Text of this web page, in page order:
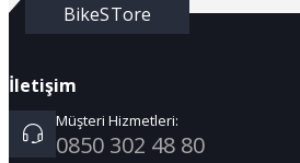
BikeSTore
İletişim
Müşteri Hizmetleri:
0850 302 48 80